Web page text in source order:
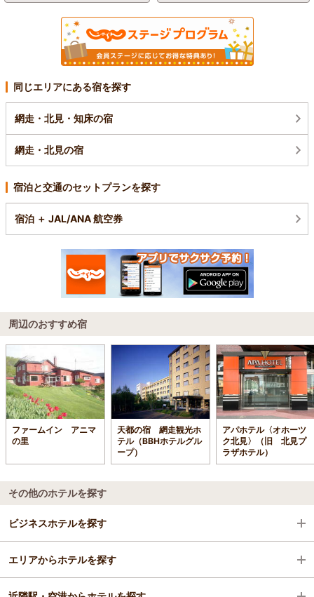
同じエリアにある宿を探す
網走・北見・知床の宿
網走・北見の宿
宿泊と交通のセットプランを探す
宿泊 ＋ JAL/ANA 航空券
周辺のおすすめ宿
ファームイン アニマ
の里
天都の宿 網走観光ホ
テル（BBHホテルグル
ープ）
アパホテル〈オホーツ
ク北見〉（旧 北見プ
ラザホテル）
その他のホテルを探す
ビジネスホテルを探す
北海道
エリアからホテルを探す